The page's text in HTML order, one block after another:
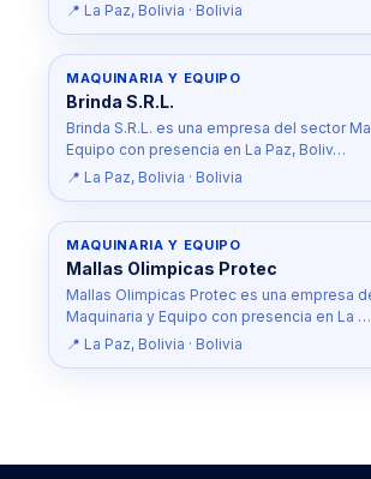
📍 La Paz, Bolivia · Bolivia
MAQUINARIA Y EQUIPO
Brinda S.R.L.
Brinda S.R.L. es una empresa del sector
Equipo con presencia en La Paz, Boliv…
📍 La Paz, Bolivia · Bolivia
MAQUINARIA Y EQUIPO
Mallas Olimpicas Protec
Mallas Olimpicas Protec es una empresa
Maquinaria y Equipo con presencia en La …
📍 La Paz, Bolivia · Bolivia